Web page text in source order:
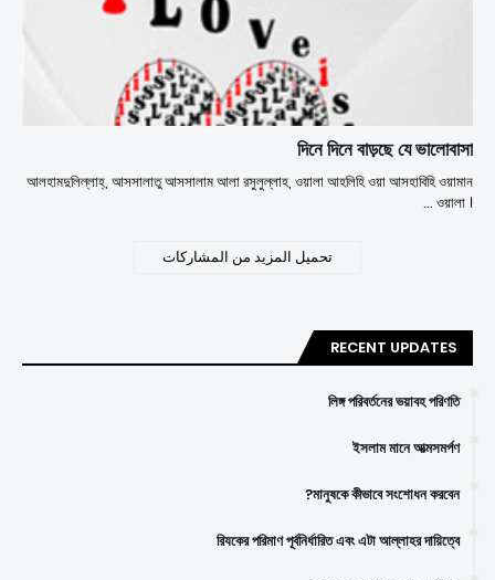
দিনে দিনে বাড়ছে যে ভালোবাসা
আলহামদুলিল্লাহ্‌, আসসালাতু আসসালাম আলা রসুলুল্লাহ, ওয়ালা আহলিহি ওয়া আসহাবিহি ওয়ামান
ওয়ালা । …
تحميل المزيد من المشاركات
RECENT UPDATES
লিঙ্গ পরিবর্তনের ভয়াবহ পরিণতি
ইসলাম মানে আত্মসমর্পণ
মানুষকে কীভাবে সংশোধন করবেন?
রিযকের পরিমাণ পূর্বনির্ধারিত এবং এটা আল্লাহর দায়িত্বে